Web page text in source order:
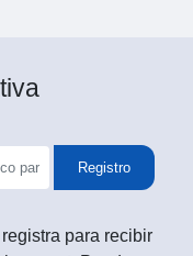
Registro
para recibir